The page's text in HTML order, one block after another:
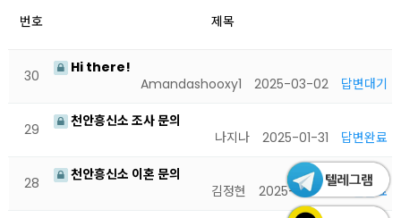
번호 제목
30
Hi there!
Amandashooxy1
2025-03-02 답변대기
29
천안흥신소 조사 문의
나지나
2025-01-31 답변완료
28
천안흥신소 이혼 문의
김정현
2025-01-22 답변완료